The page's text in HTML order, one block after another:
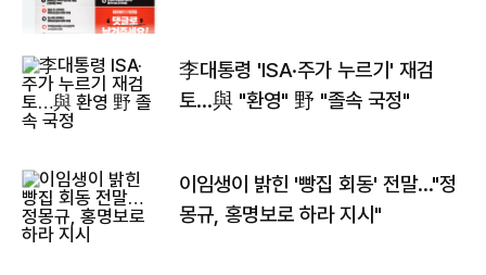
李대통령 'ISA·주가 누르기' 재검
토…與 "환영" 野 "졸속 국정"
이임생이 밝힌 '빵집 회동' 전말…"정
몽규, 홍명보로 하라 지시"